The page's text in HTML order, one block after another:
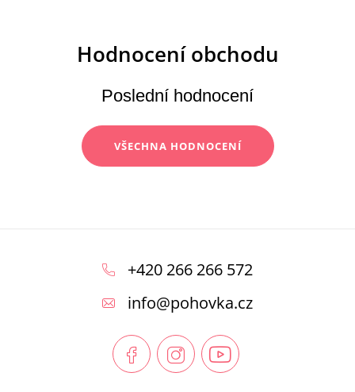
Poslední hodnocení
VŠECHNA HODNOCENÍ
+420 266 266 572
info@pohovka.cz